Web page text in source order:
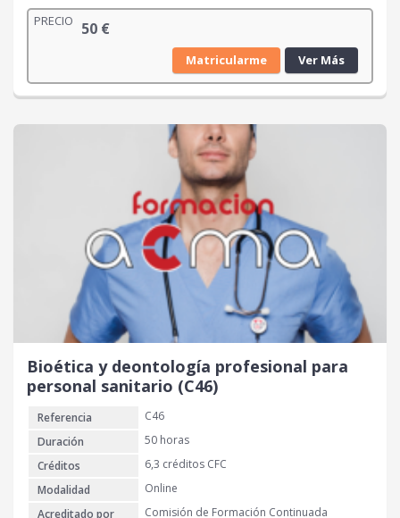
PRECIO 50 €
Matricularme Ver Más
Bioética y deontología profesional para
personal sanitario (C46)
Referencia
C46
Duración
50 horas
Créditos
6,3 créditos CFC
Modalidad
Online
Acreditado por
Comisión de Formación Continuada